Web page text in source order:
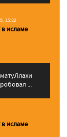
15:22
исламе
...
исламе